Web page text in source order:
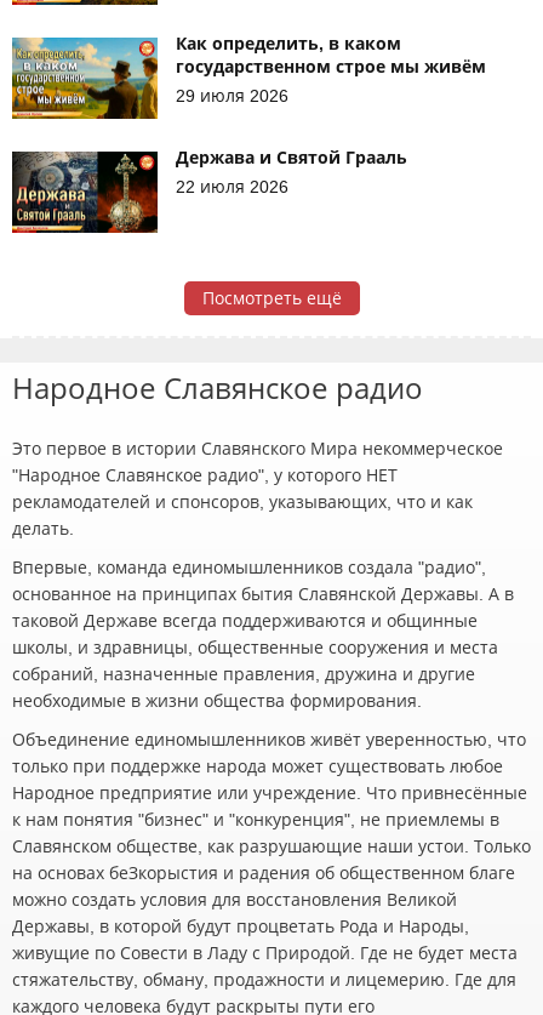
Как определить, в каком
государственном строе мы живём
29 июля 2026
Держава и Святой Грааль
22 июля 2026
Посмотреть ещё
Народное Славянское радио
Это первое в истории Славянского Мира некоммерческое
"Народное Славянское радио", у которого НЕТ
рекламодателей и спонсоров, указывающих, что и как
делать.
Впервые, команда единомышленников создала "радио",
основанное на принципах бытия Славянской Державы. А в
таковой Державе всегда поддерживаются и общинные
школы, и здравницы, общественные сооружения и места
собраний, назначенные правления, дружина и другие
необходимые в жизни общества формирования.
Объединение единомышленников живёт уверенностью, что
только при поддержке народа может существовать любое
Народное предприятие или учреждение. Что привнесённые
к нам понятия "бизнес" и "конкуренция", не приемлемы в
Славянском обществе, как разрушающие наши устои. Только
на основах беЗкорыстия и радения об общественном благе
можно создать условия для восстановления Великой
Державы, в которой будут процветать Рода и Народы,
живущие по Совести в Ладу с Природой. Где не будет места
стяжательству, обману, продажности и лицемерию. Где для
каждого человека будут раскрыты пути его